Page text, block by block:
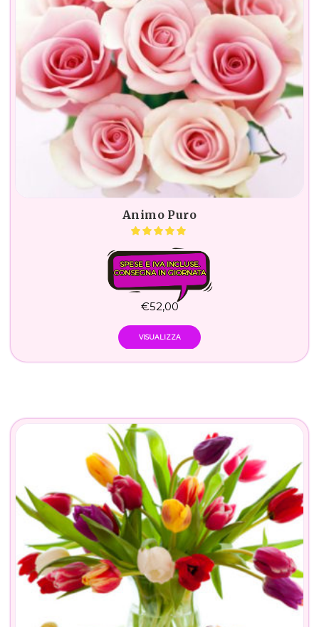
Animo Puro
SPESE E IVA INCLUSE.
CONSEGNA IN GIORNATA
€52,00
VISUALIZZA